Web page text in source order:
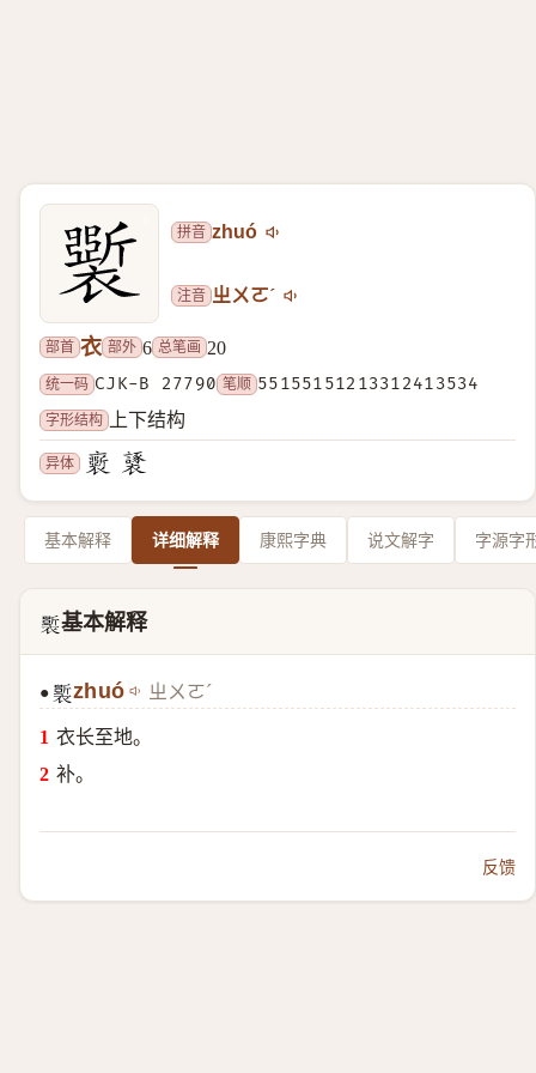
拼音 zhuó
注音 ㄓㄨㄛˊ
部首 衣 部外 6 总笔画 20
统一码 CJK-B 27790 笔顺 55155151213312413534
字形结构
上下结构
异体
基本解释 详细解释 康熙字典 说文解字 字源字
𧞐基本解释
● 𧞐 zhuó ㄓㄨㄛˊ
衣长至地。
补。
反馈